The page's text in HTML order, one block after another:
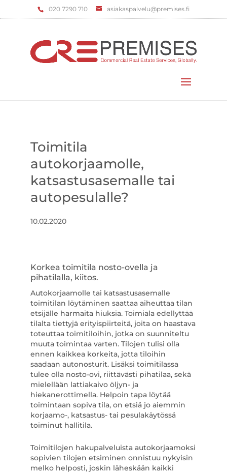
‌020 7290 710 asiakaspalvelu@premises.fi
Toimitila
autokorjaamolle,
katsastusasemalle tai
autopesulalle?
10.02.2020
Korkea toimitila nosto-ovella ja
pihatilalla, kiitos.
Autokorjaamolle tai katsastusasemalle
toimitilan löytäminen saattaa aiheuttaa tilan
etsijälle harmaita hiuksia. Toimiala edellyttää
tilalta tiettyjä erityispiirteitä, joita on haastava
toteuttaa toimitiloihin, jotka on suunniteltu
muuta toimintaa varten. Tilojen tulisi olla
ennen kaikkea korkeita, jotta tiloihin
saadaan autonosturit. Lisäksi toimitilassa
tulee olla nosto-ovi, riittävästi pihatilaa, sekä
mielellään lattiakaivo öljyn- ja
hiekanerottimella. Helpoin tapa löytää
toimintaan sopiva tila, on etsiä jo aiemmin
korjaamo-, katsastus- tai pesulakäytössä
toiminut hallitila.
Toimitilojen hakupalveluista autokorjaamoksi
sopivien tilojen etsiminen onnistuu nykyisin
melko helposti, joskin läheskään kaikki